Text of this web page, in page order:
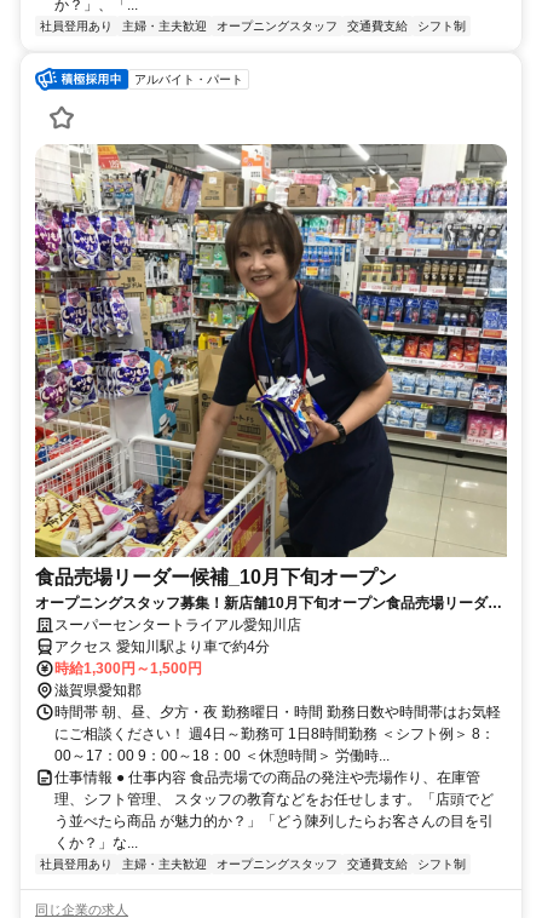
か？」、「...
社員登用あり 主婦・主夫歓迎 オープニングスタッフ 交通費支給 シフト制
アルバイト・パート
食品売場リーダー候補_10月下旬オープン
オープニングスタッフ募集！新店舗10月下旬オープン食品売場リーダー
候補募集※業務経験要
スーパーセンタートライアル愛知川店
アクセス 愛知川駅より車で約4分
時給1,300円～1,500円
滋賀県愛知郡
時間帯 朝、昼、夕方・夜 勤務曜日・時間 勤務日数や時間帯はお気軽
にご相談ください！ 週4日～勤務可 1日8時間勤務 ＜シフト例＞ 8：
00～17：00 9：00～18：00 ＜休憩時間＞ 労働時...
仕事情報 ● 仕事内容 食品売場での商品の発注や売場作り、在庫管
理、シフト管理、 スタッフの教育などをお任せします。「店頭でど
う並べたら商品 が魅力的か？」「どう陳列したらお客さんの目を引
くか？」な...
社員登用あり 主婦・主夫歓迎 オープニングスタッフ 交通費支給 シフト制
同じ企業の求人